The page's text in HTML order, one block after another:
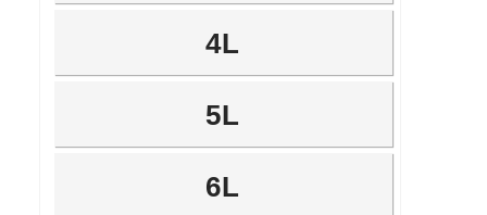
4L
5L
6L